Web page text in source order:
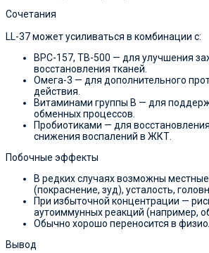
Сочетания
LL-37 может усиливаться в комбинации с:
BPC-157, TB-500 — для улучшения
восстановления тканей.
Омега-3 — для дополнительного
действия.
Витаминами группы B — для
обменных процессов.
Пробиотиками — для
снижения воспалений в ЖКТ.
Побочные эффекты
В редких случаях возможны
(покраснение, зуд), усталость,
При избыточной концентрации —
аутоиммунных реакций (например,
Обычно хорошо переносится в
Вывод